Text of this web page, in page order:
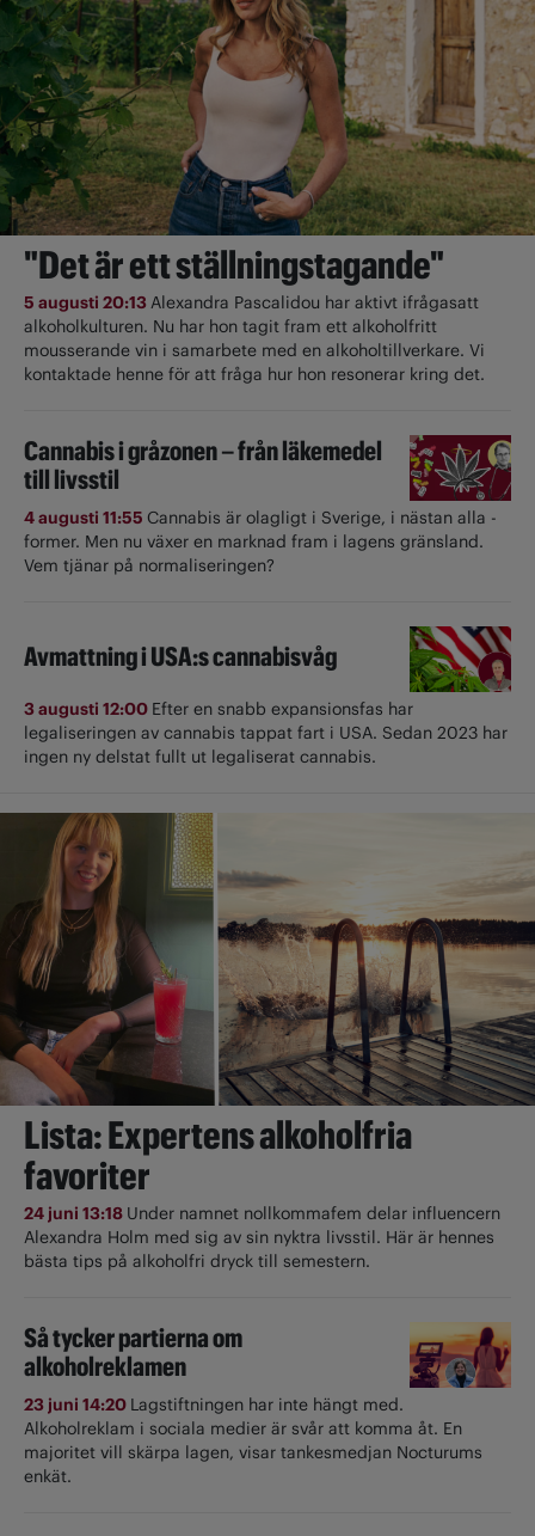
"Det är ett ställningstagande"
5 augusti 20:13Alexandra Pascalidou har aktivt ifrågasatt
alkoholkulturen. Nu har hon tagit fram ett alkoholfritt
mousserande vin i samarbete med en alkoholtillverkare. Vi
kontaktade henne för att fråga hur hon resonerar kring det.
Cannabis i gråzonen – från läkemedel
till livsstil
4 augusti 11:55 Cannabis är olagligt i ­Sverige, i nästan alla ­
former. Men nu växer en marknad fram i lagens gränsland.
Vem tjänar på normaliseringen?
Avmattning i USA:s cannabisvåg
3 augusti 12:00 Efter en snabb expansionsfas har
legaliseringen av cannabis tappat fart i USA. Sedan 2023 har
ingen ny delstat fullt ut ­legaliserat cannabis.
Lista: Expertens alkoholfria
favoriter
24 juni 13:18 Under namnet nollkommafem delar influencern
Alexandra Holm med sig av sin nyktra livsstil. Här är hennes
bästa tips på alkoholfri dryck till semestern.
Så tycker partierna om
alkoholreklamen
23 juni 14:20 Lagstiftningen har inte hängt med.
Alkoholreklam i sociala medier är svår att komma åt. En
majoritet vill skärpa lagen, visar tankesmedjan Nocturums
enkät.